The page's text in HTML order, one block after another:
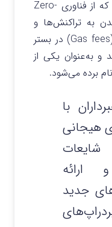
Zero-
به تراکنش‌ها و
کاهش هزینه‌های شبکه اتریوم (Gas fees) در بستر
و به‌عنوان یکی از
برده می‌شود.
با
هیجانی
ارائه
جدید